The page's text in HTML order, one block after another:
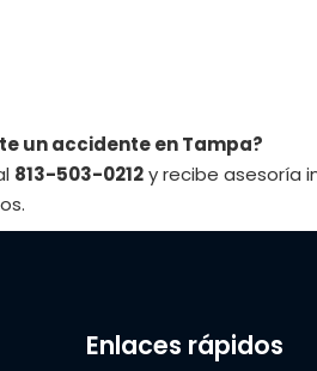
un accidente en Tampa?
813-503-0212y recibe asesoría
Enlaces rápidos